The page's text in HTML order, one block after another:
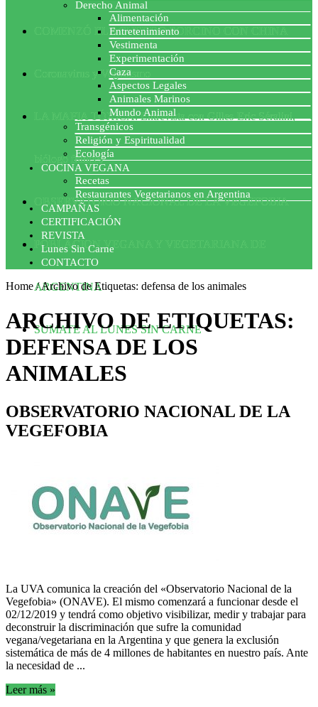
COMENZÓ EL ACUERDO PORCINO CON CHINA
Coronavirus y Veganismo
LA MAFIA TÓXICA: Entrevista con Gilles-Eric Séralini,
biólogo francés
OBSERVATORIO NACIONAL DE LA VEGEFOBIA
POBLACION VEGANA Y VEGETARIANA DE
ARGENTINA
SUMATE AL LUNES SIN CARNE
Derecho Animal
Alimentación
Entretenimiento
Vestimenta
Experimentación
Caza
Aspectos Legales
Animales Marinos
Mundo Animal
Transgénicos
Religión y Espiritualidad
Ecología
COCINA VEGANA
Recetas
Restaurantes Vegetarianos en Argentina
CAMPAÑAS
CERTIFICACIÓN
REVISTA
Lunes Sin Carne
CONTACTO
Home/Archivo de Etiquetas: defensa de los animales
ARCHIVO DE ETIQUETAS:
DEFENSA DE LOS
ANIMALES
OBSERVATORIO NACIONAL DE LA
VEGEFOBIA
La UVA comunica la creación del «Observatorio Nacional de la
Vegefobia» (ONAVE). El mismo comenzará a funcionar desde el
02/12/2019 y tendrá como objetivo visibilizar, medir y trabajar para
deconstruir la discriminación que sufre la comunidad
vegana/vegetariana en la Argentina y que genera la exclusión
sistemática de más de 4 millones de habitantes en nuestro país. Ante
la necesidad de ...
Leer más »